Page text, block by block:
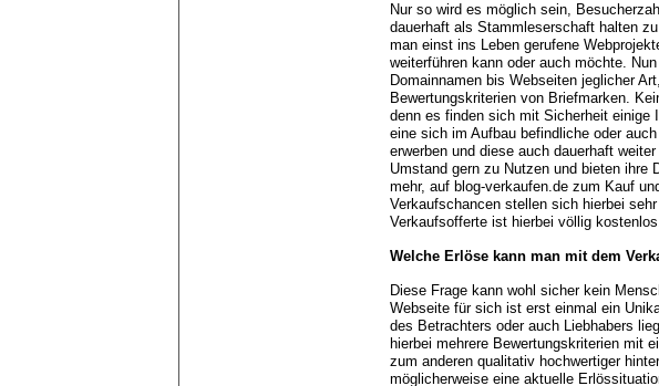
Nur so wird es möglich sein,
dauerhaft als Stammleserschaft halten
man einst ins Leben gerufene
weiterführen kann oder auch möchte.
Domainnamen bis Webseiten jeglicher
Bewertungskriterien von Briefmarken.
denn es finden sich mit Sicherheit einige
eine sich im Aufbau befindliche oder
erwerben und diese auch dauerhaft
Umstand gern zu Nutzen und bieten ihre
mehr, auf blog-verkaufen.de zum Kauf
Verkaufschancen stellen sich hierbei
Verkaufsofferte ist hierbei völlig
Welche Erlöse kann man mit dem
Diese Frage kann wohl sicher kein
Webseite für sich ist erst einmal ein
des Betrachters oder auch Liebhabers
hierbei mehrere Bewertungskriterien mit
zum anderen qualitativ hochwertiger
möglicherweise eine aktuelle